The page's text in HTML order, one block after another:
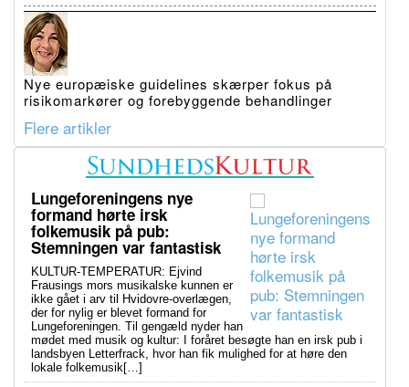
Nye europæiske guidelines skærper fokus på
risikomarkører og forebyggende behandlinger
Flere artikler
Lungeforeningens nye
formand hørte irsk
folkemusik på pub:
Stemningen var fantastisk
KULTUR-TEMPERATUR: Ejvind
Frausings mors musikalske kunnen er
ikke gået i arv til Hvidovre-overlægen,
der for nylig er blevet formand for
Lungeforeningen. Til gengæld nyder han
mødet med musik og kultur: I foråret besøgte han en irsk pub i
landsbyen Letterfrack, hvor han fik mulighed for at høre den
lokale folkemusik[…]